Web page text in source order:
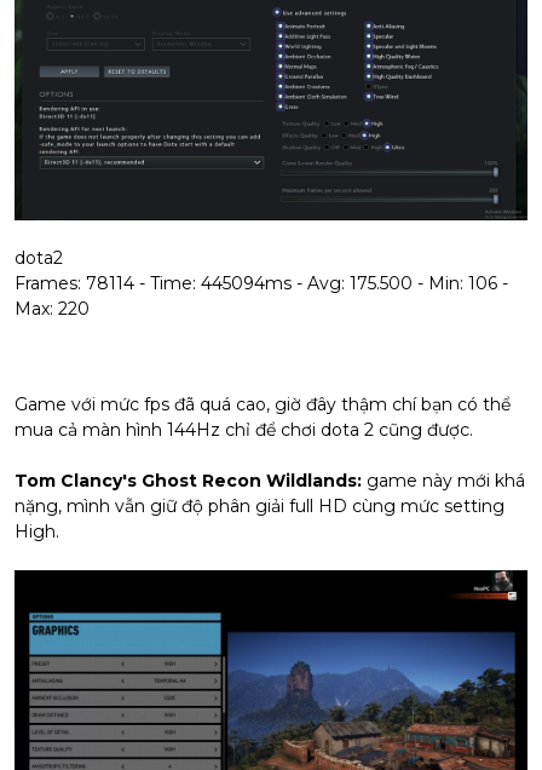
dota2
Frames: 78114 - Time: 445094ms - Avg: 175.500 - Min: 106 -
Max: 220
Game với mức fps đã quá cao, giờ đây thậm chí bạn có thể
mua cả màn hình 144Hz chỉ để chơi dota 2 cũng được.
Tom Clancy's Ghost Recon Wildlands: game này mới khá
nặng, mình vẫn giữ độ phân giải full HD cùng mức setting
High.